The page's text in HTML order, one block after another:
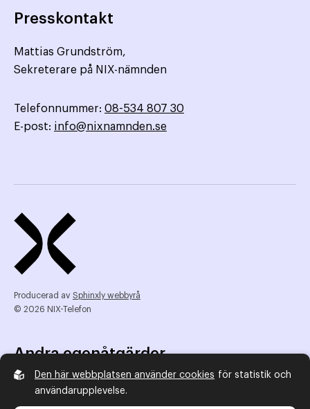
Presskontakt
Mattias Grundström,
Sekreterare på NIX-nämnden
Telefonnummer: 08-534 807 30
E-post: info@nixnamnden.se
Producerad av Sphinxly webbyrå
© 2026 NIX-Telefon
Andra egenåtgärder
NIX Telefon
NIX addresserat
Den här webbplatsen använder cookies för statistik och
användarupplevelse.